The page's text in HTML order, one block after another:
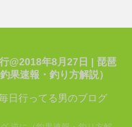
@2018年8月27日 | 琵琶
果速報・釣り方解説）
日行ってる男のブログ